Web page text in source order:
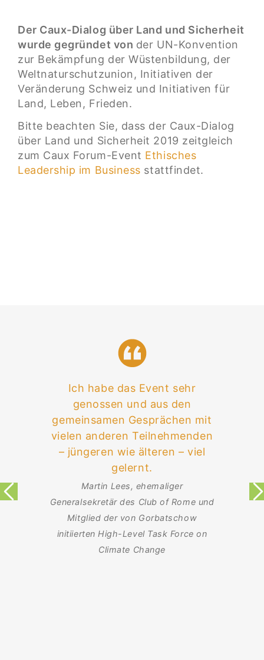
Der Caux-Dialog über Land und Sicherheit
wurde gegründet von der UN-Konvention
zur Bekämpfung der Wüstenbildung, der
Weltnaturschutzunion, Initiativen der
Veränderung Schweiz und Initiativen für
Land, Leben, Frieden.
Bitte beachten Sie, dass der Caux-Dialog
über Land und Sicherheit 2019 zeitgleich
zum Caux Forum-Event Ethisches
Leadership im Business stattfindet.
Ich habe das Event sehr
genossen und aus den
gemeinsamen Gesprächen mit
vielen anderen Teilnehmenden
– jüngeren wie älteren – viel
gelernt.
Martin Lees, ehemaliger
Generalsekretär des Club of Rome und
Mitglied der von Gorbatschow
initiierten High-Level Task Force on
Climate Change